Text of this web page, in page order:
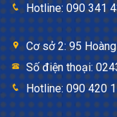
Hotline: 090 341
Cơ sở 2: 95
Số điện thoại:
Hotline: 090 420